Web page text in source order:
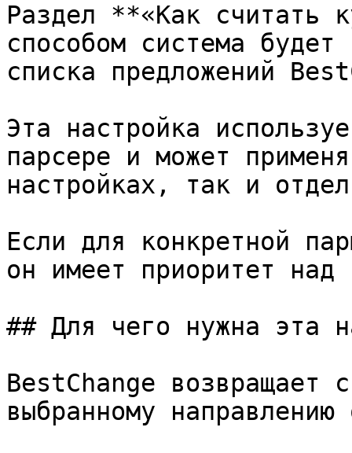
Раздел **«Как считать
способом система
списка предложений
Эта настройка
парсере и может
настройках, так и
Если для конкретной
он имеет приоритет над
## Для чего нужна эта
BestChange возвращает
выбранному